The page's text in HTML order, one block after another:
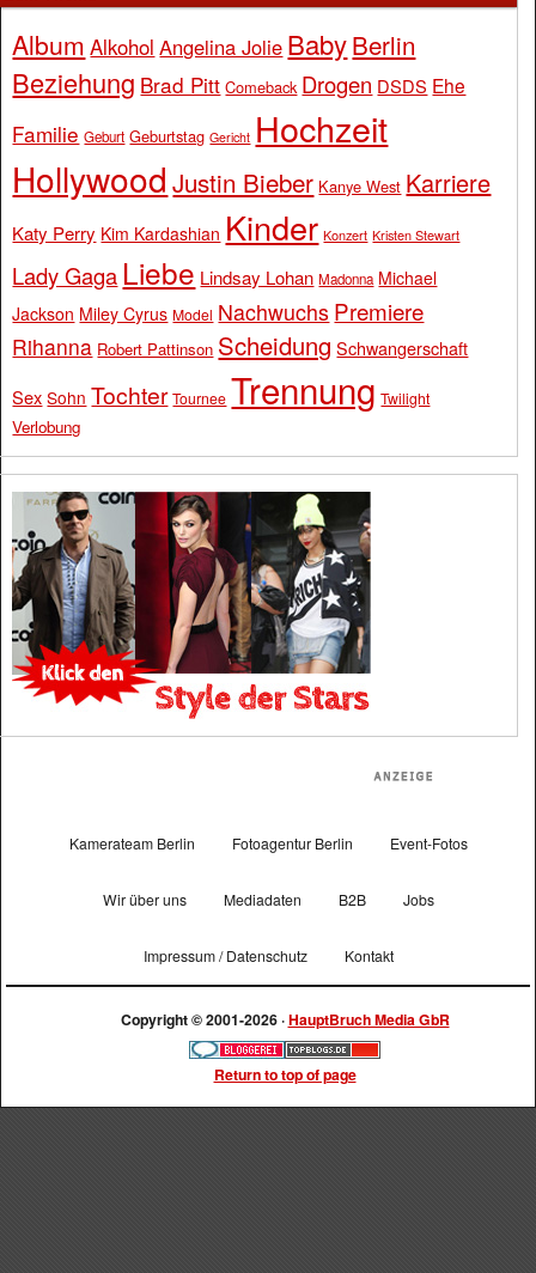
Album Alkohol Angelina Jolie BabyBerlin
Beziehung Brad Pitt Comeback Drogen DSDS Ehe
Familie Geburt Geburtstag Gericht Hochzeit
Hollywood Justin Bieber Kanye West Karriere
Katy Perry Kim Kardashian Kinder Konzert Kristen Stewart
Lady Gaga Liebe Lindsay Lohan Madonna Michael
Jackson Miley Cyrus Model Nachwuchs Premiere
Rihanna Robert Pattinson Scheidung Schwangerschaft
Sex Sohn Tochter Tournee Trennung Twilight
Verlobung
Kamerateam Berlin Fotoagentur Berlin Event-Fotos
Wir über uns Mediadaten B2B Jobs
Impressum / Datenschutz Kontakt
Copyright © 2001-2026 ·HauptBruch Media GbR
Return to top of page